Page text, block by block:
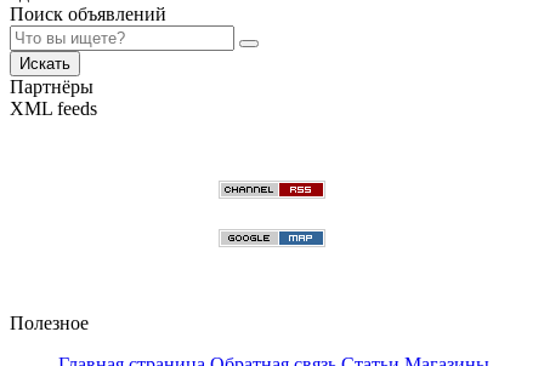
Поиск объявлений
Искать
Партнёры
XML feeds
Полезное